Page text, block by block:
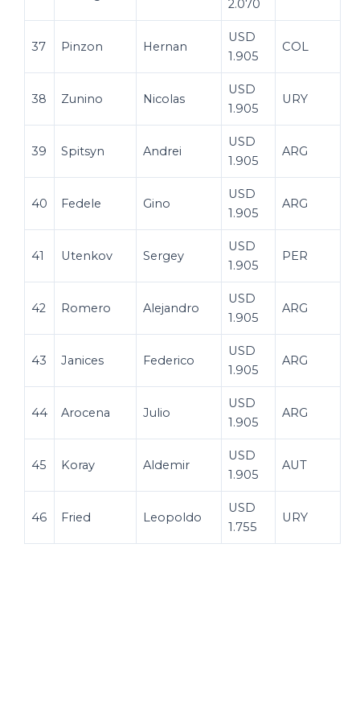
2.070
37 Pinzon Hernan
USD
1.905
COL
38 Zunino Nicolas
USD
1.905
URY
39 Spitsyn Andrei
USD
1.905
ARG
40 Fedele Gino
USD
1.905
ARG
41 Utenkov Sergey
USD
1.905
PER
42 Romero Alejandro
USD
1.905
ARG
43 Janices Federico
USD
1.905
ARG
44 Arocena Julio
USD
1.905
ARG
45 Koray Aldemir
USD
1.905
AUT
46 Fried Leopoldo
USD
1.755
URY